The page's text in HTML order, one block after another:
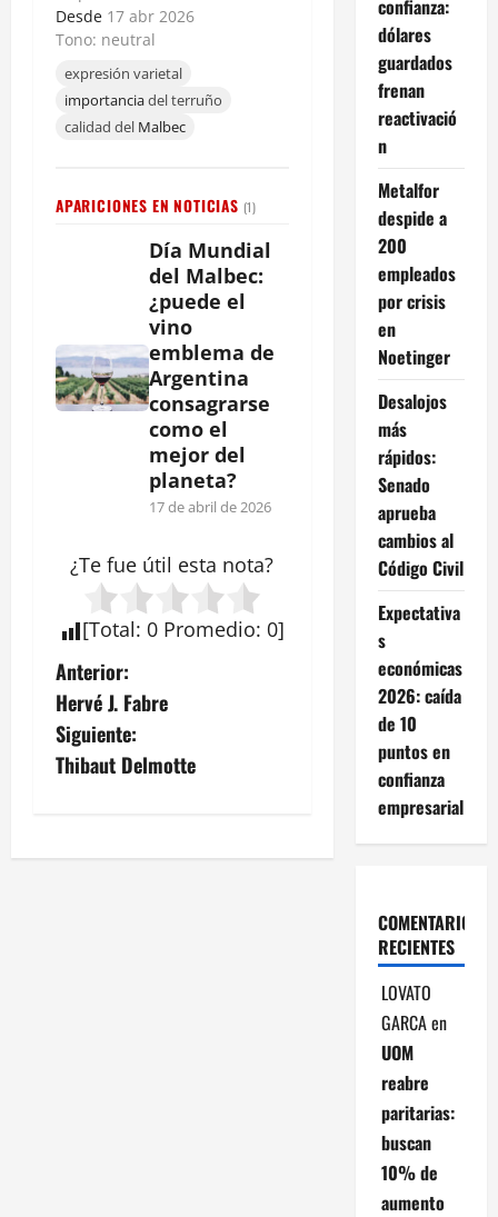
Desde 17 abr 2026
Tono: neutral
expresión varietal
importanciadel terruño
calidad del Malbec
APARICIONES EN NOTICIAS (1)
Día Mundial
del Malbec:
¿puede el
vino
emblema de
Argentina
consagrarse
como el
mejor del
planeta?
17 de abril de 2026
¿Te fue útil esta nota?
[Total: 0 Promedio: 0]
N
a
v
g
Anterior:
Hervé J. Fabre
Siguiente:
Thibaut Delmotte
confianza:
dólares
guardados
frenan
reactivació
n
Metalfor
despide a
200
empleados
por crisis
en
Noetinger
Desalojos
más
rápidos:
Senado
aprueba
cambios al
Código Civil
Expectativa
s
económicas
2026: caída
de 10
puntos en
confianza
empresarial
COMENTARIOS
RECIENTES
LOVATO
GARCAen
UOM
reabre
paritarias:
buscan
10% de
aumento